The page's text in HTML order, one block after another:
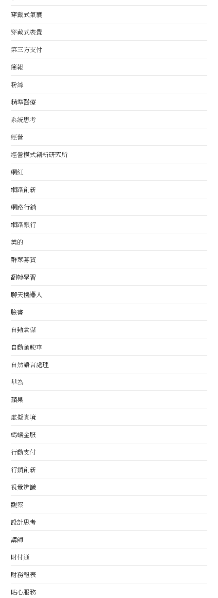
穿戴式氣囊
穿戴式裝置
第三方支付
簡報
粉絲
精準醫療
系統思考
經營
經營模式創新研究所
網紅
網路創新
網路行銷
網路銀行
美的
群眾募資
翻轉學習
聊天機器人
臉書
自動倉儲
自動駕駛車
自然語言處理
華為
蘋果
虛擬實境
螞蟻金服
行動支付
行銷創新
視覺辨識
觀察
設計思考
講師
財付通
財務報表
貼心服務